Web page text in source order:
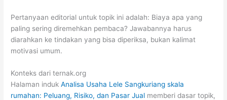
Pertanyaan editorial untuk topik ini adalah: Biaya apa yang
paling sering diremehkan pembaca? Jawabannya harus
diarahkan ke tindakan yang bisa diperiksa, bukan kalimat
motivasi umum.
Konteks dari ternak.org
Halaman indukAnalisa Usaha Lele Sangkuriang skala
rumahan: Peluang, Risiko, dan Pasar Jual memberi dasar topik,